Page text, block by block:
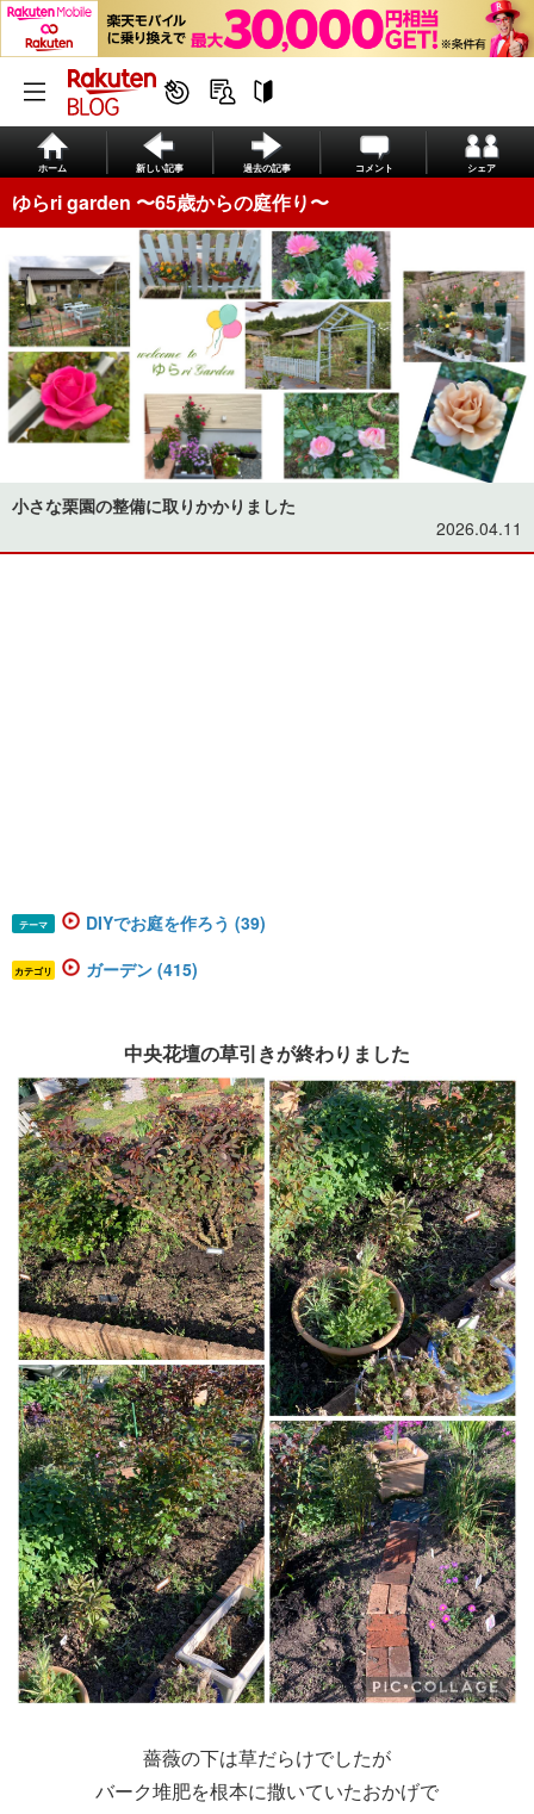
ホーム 新しい記事 過去の記事 コメント シェア
ゆらri garden 〜65歳からの庭作り〜
小さな栗園の整備に取りかかりました
2026.04.11
テーマ DIYでお庭を作ろう (39)
カテゴリ ガーデン (415)
中央花壇の草引きが終わりました
薔薇の下は草だらけでしたが
バーク堆肥を根本に撒いていたおかげで